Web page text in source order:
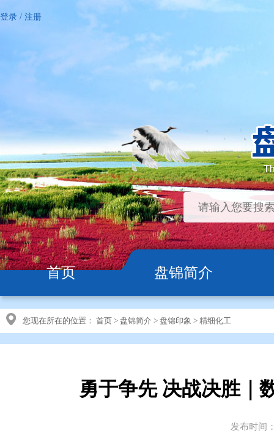
登录 / 注册
首页 盘锦简介
您现在所在的位置： 首页 > 盘锦简介 > 盘锦印象 > 精细化工
勇于争先 决战决胜｜
发布时间